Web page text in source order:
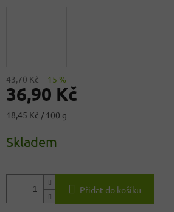
43,70 Kč –15 %
36,90 Kč
Měrná
18,45 Kč / 100 g
Skladem
Přidat do košíku